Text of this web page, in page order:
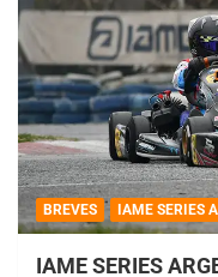
BREVES IAME SERIES
IAME SERIES